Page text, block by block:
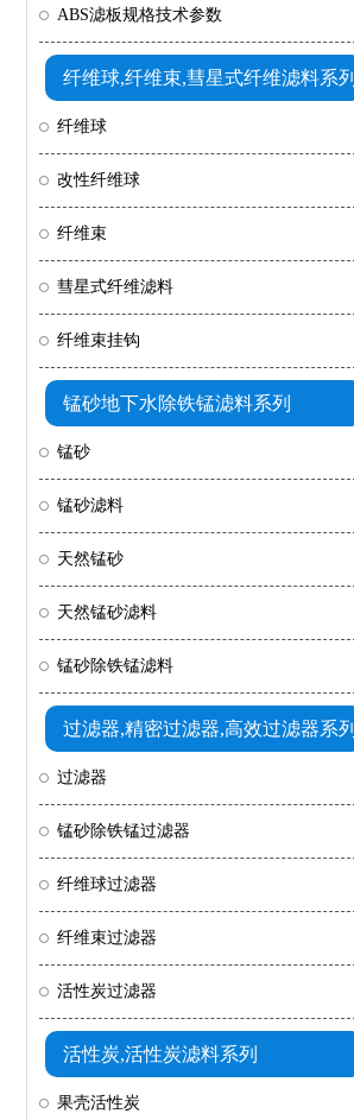
ABS滤板规格技术参数
纤维球,纤维束,彗星式纤维滤料系列
纤维球
改性纤维球
纤维束
彗星式纤维滤料
纤维束挂钩
锰砂地下水除铁锰滤料系列
锰砂
锰砂滤料
天然锰砂
天然锰砂滤料
锰砂除铁锰滤料
过滤器,精密过滤器,高效过滤器系列
过滤器
锰砂除铁锰过滤器
纤维球过滤器
纤维束过滤器
活性炭过滤器
活性炭,活性炭滤料系列
果壳活性炭